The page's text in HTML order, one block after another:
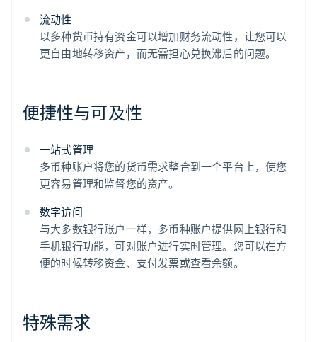
流动性
以多种货币持有资金可以增加财务流动性，让您可以
更自由地转移资产，而无需担心兑换滞后的问题。
便捷性与可及性
一站式管理
多币种账户将您的货币需求整合到一个平台上，使您
更容易管理和监督您的资产。
数字访问
与大多数银行账户一样，多币种账户提供网上银行和
手机银行功能，可对账户进行实时管理。您可以在方
便的时候转移资金、支付发票或查看余额。
特殊需求